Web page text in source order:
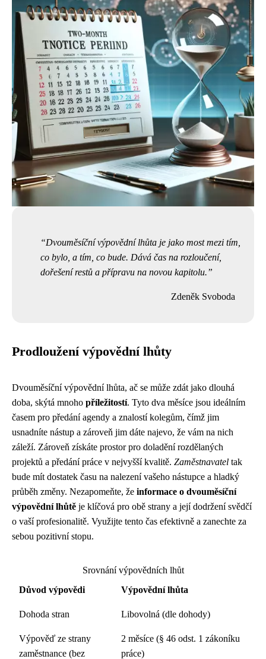
Dvouměsíční výpovědní lhůta je jako most mezi tím,
co bylo, a tím, co bude. Dává čas na rozloučení,
dořešení restů a přípravu na novou kapitolu.
Zdeněk Svoboda
Prodloužení výpovědní lhůty
Dvouměsíční výpovědní lhůta, ač se může zdát jako dlouhá
doba, skýtá mnoho příležitostí. Tyto dva měsíce jsou ideálním
časem pro předání agendy a znalostí kolegům, čímž jim
usnadníte nástup a zároveň jim dáte najevo, že vám na nich
záleží. Zároveň získáte prostor pro doladění rozdělaných
projektů a předání práce v nejvyšší kvalitě. Zaměstnavatel tak
bude mít dostatek času na nalezení vašeho nástupce a hladký
průběh změny. Nezapomeňte, že informace o dvouměsíční
výpovědní lhůtě je klíčová pro obě strany a její dodržení svědčí
o vaší profesionalitě. Využijte tento čas efektivně a zanechte za
sebou pozitivní stopu.
Srovnání výpovědních lhůt
Důvod výpovědi
Výpovědní lhůta
Dohoda stran Libovolná (dle dohody)
Výpověď ze strany
zaměstnance (bez
2 měsíce (§ 46 odst. 1 zákoníku
práce)